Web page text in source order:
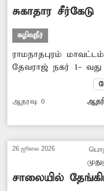
சுகாதார சீர்கேடு
கழிவுநீர்
ராமநாதபுரம்
தேவராஜ் நகர் 1- வது
கால்வாய் வசதி
இதனால் கழிவுநீர்
சாலையில் தேங்கி
ஏற்படுகின்றது.
அதிகளவில்
மேற்கண்ட பகுதியில்
கால்வாய் வசதி
நடவடிக்கை
ஆதரவு: 0
26 ஜூலை 2026
சாலையில்